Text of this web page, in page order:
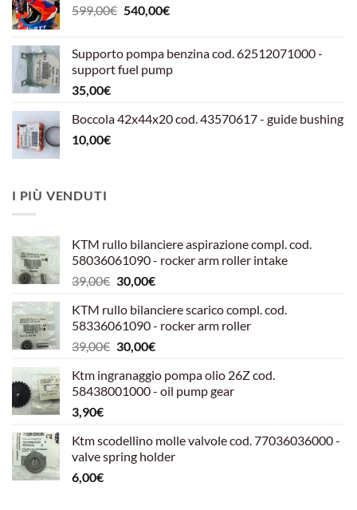
599,00€ Il
era:
599,00€.
540,00€Il
è:
540,00€.
Supporto pompa benzina cod. 62512071000 -
support fuel pump
35,00€
Boccola 42x44x20 cod. 43570617 - guide bushing
10,00€
I PIÙ VENDUTI
KTM rullo bilanciere aspirazione compl. cod.
58036061090 - rocker arm roller intake
39,00€ Il
originale
era:
39,00€.
30,00€Il
attuale
è:
30,00€.
KTM rullo bilanciere scarico compl. cod.
58336061090 - rocker arm roller
39,00€ Il
originale
era:
30,00€Il
attuale
è:
Ktm ingranaggio pompa olio 26Z cod.
58438001000 - oil pump gear
3,90€
Ktm scodellino molle valvole cod. 77036036000 -
valve spring holder
6,00€